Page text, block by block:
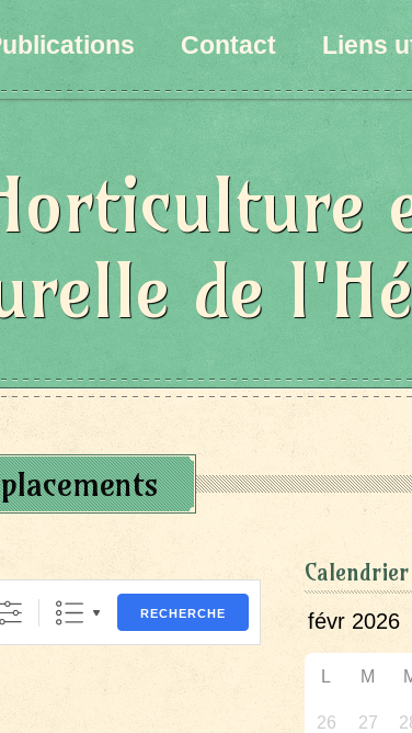
Contact Liens
de
RECHERCHE
Calendrier
L M
26 27